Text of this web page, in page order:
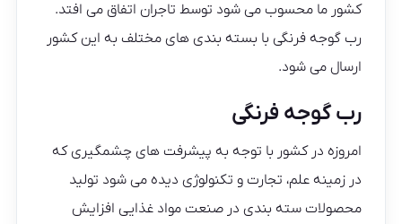
کشور ما محسوب می شود توسط تاجران اتفاق می افتد.
رب گوجه فرنگی با بسته بندی های مختلف به این کشور
ارسال می شود.
رب گوجه فرنگی
امروزه در کشور با توجه به پیشرفت های چشمگیری که
در زمینه علم، تجارت و تکنولوژی دیده می شود تولید
محصولات سته بندی در صنعت مواد غذایی افزایش